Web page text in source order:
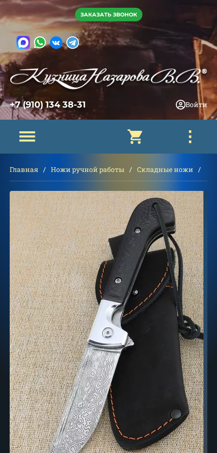
ЗАКАЗАТЬ ЗВОНОК
+7 (910) 134 38-31 Войти
Главная Ножи ручной работы Складные ножи